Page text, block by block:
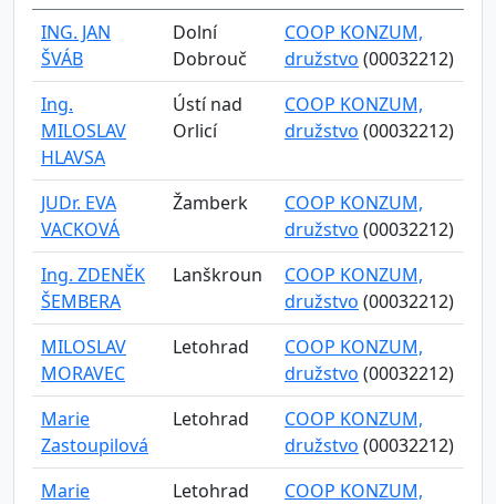
ING. JAN
ŠVÁB
Dolní
Dobrouč
COOP KONZUM,
družstvo (00032212)
Ing.
MILOSLAV
HLAVSA
Ústí nad
Orlicí
COOP KONZUM,
družstvo (00032212)
JUDr. EVA
VACKOVÁ
Žamberk
COOP KONZUM,
družstvo (00032212)
Ing. ZDENĚK
ŠEMBERA
Lanškroun
COOP KONZUM,
družstvo (00032212)
MILOSLAV
MORAVEC
Letohrad
COOP KONZUM,
družstvo (00032212)
Marie
Zastoupilová
Letohrad
COOP KONZUM,
družstvo (00032212)
Marie
Letohrad
COOP KONZUM,